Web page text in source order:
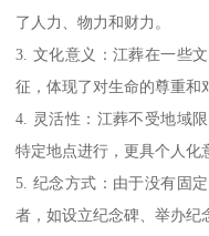
了人力、物力和财力。
3. 文化意义：江葬在一些
征，体现了对生命的尊重和
4. 灵活性：江葬不受地域
特定地点进行，更具个人化
5. 纪念方式：由于没有固
者，如设立纪念碑、举办纪